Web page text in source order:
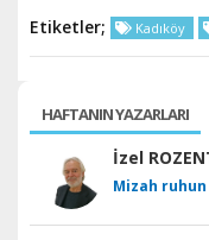
Etiketler; Kadıköy
HAFTANIN YAZARLARI
İzel
Mizah ruhun